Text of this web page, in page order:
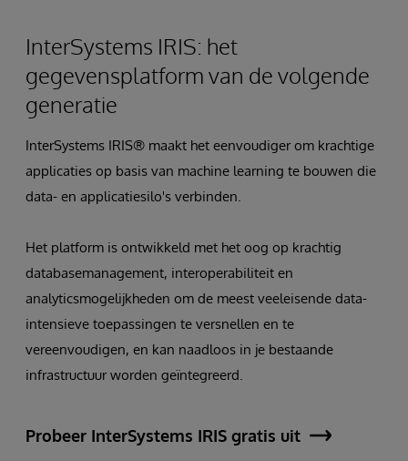
InterSystems IRIS: het
gegevensplatform van de volgende
generatie
InterSystems IRIS® maakt het eenvoudiger om krachtige
applicaties op basis van machine learning te bouwen die
data- en applicatiesilo's verbinden.
Het platform is ontwikkeld met het oog op krachtig
databasemanagement, interoperabiliteit en
analyticsmogelijkheden om de meest veeleisende data-
intensieve toepassingen te versnellen en te
vereenvoudigen, en kan naadloos in je bestaande
infrastructuur worden geïntegreerd.
Probeer InterSystems IRIS gratis uit